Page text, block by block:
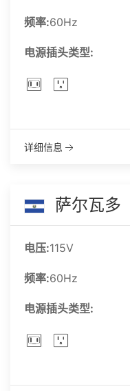
频率:60Hz
电源插头类型:
详细信息
萨尔瓦多
电压:115V
频率:60Hz
电源插头类型: